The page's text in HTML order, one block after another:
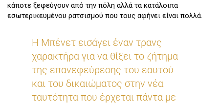
κάποτε ξεφεύγουν από την πόλη αλλά τα κατάλοιπα
εσωτερικευμένου ρατσισμού που τους αφήνει είναι πολλά.
Η Μπένετ εισάγει έναν τρανς
χαρακτήρα για να θίξει το ζήτημα
της επανεφεύρεσης του εαυτού
και του δικαιώματος στην νέα
ταυτότητα που έρχεται πάντα με